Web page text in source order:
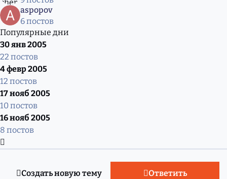
aspopov
6 постов
Популярные дни
30 янв 2005
22 постов
4 февр 2005
12 постов
17 нояб 2005
10 постов
16 нояб 2005
8 постов
Развернуть обзор темы
Создать новую тему Ответить